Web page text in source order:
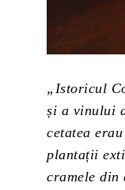
„Istoricul
și a vinului
cetatea
plantații
cramele din